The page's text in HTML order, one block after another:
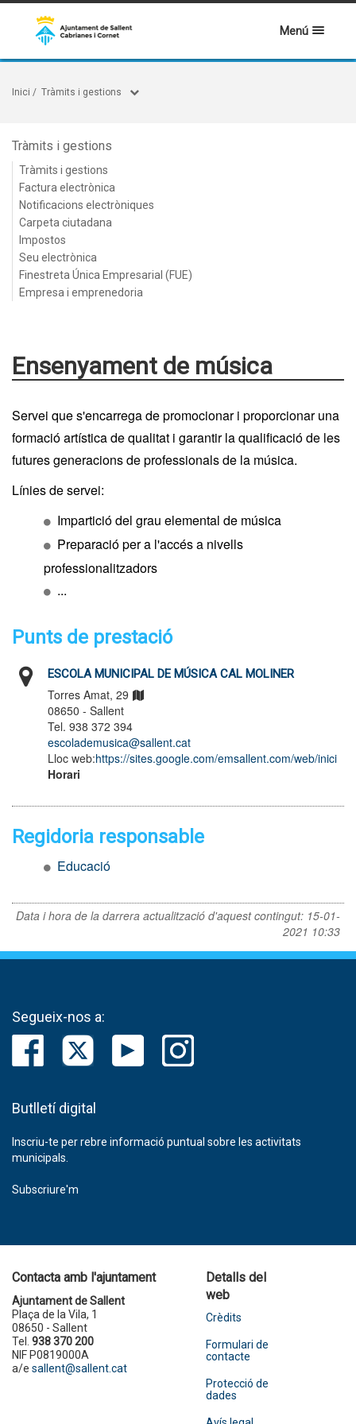
Menú
Inici / Tràmits i gestions
Tràmits i gestions
Tràmits i gestions
Factura electrònica
Notificacions electròniques
Carpeta ciutadana
Impostos
Seu electrònica
Finestreta Única Empresarial (FUE)
Empresa i emprenedoria
Ensenyament de música
Servei que s'encarrega de promocionar i proporcionar una
formació artística de qualitat i garantir la qualificació de les
futures generacions de professionals de la música.
Línies de servei:
Impartició del grau elemental de música
Preparació per a l'accés a nivells
professionalitzadors
...
Punts de prestació
ESCOLA MUNICIPAL DE MÚSICA CAL MOLINER
Torres Amat, 29
08650 - Sallent
Tel. 938 372 394
escolademusica@sallent.cat
Lloc web:https://sites.google.com/emsallent.com/web/inici
Horari
Regidoria responsable
Educació
Data i hora de la darrera actualització d'aquest contingut: 15-01-
2021 10:33
Segueix-nos a:
Butlletí digital
Inscriu-te per rebre informació puntual sobre les activitats
municipals.
Subscriure'm
Contacta amb l'ajuntament
Ajuntament de Sallent
Plaça de la Vila, 1
08650 - Sallent
Tel. 938 370 200
NIF P0819000A
a/e sallent@sallent.cat
Detalls del
web
Crèdits
Formulari de
contacte
Protecció de
dades